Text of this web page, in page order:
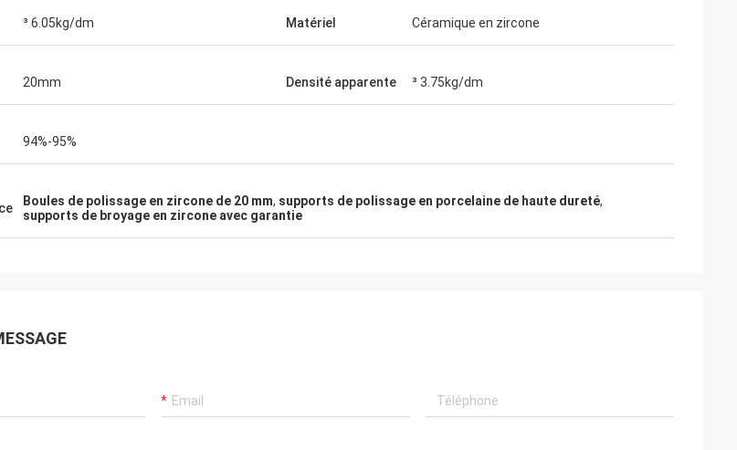
³ 6.05kg/dm Matériel Céramique en zircone
20mm Densité apparente ³ 3.75kg/dm
94%-95%
Boules de polissage en zircone de 20 mm, supports de polissage en porcelaine de haute dureté,
supports de broyage en zircone avec garantie